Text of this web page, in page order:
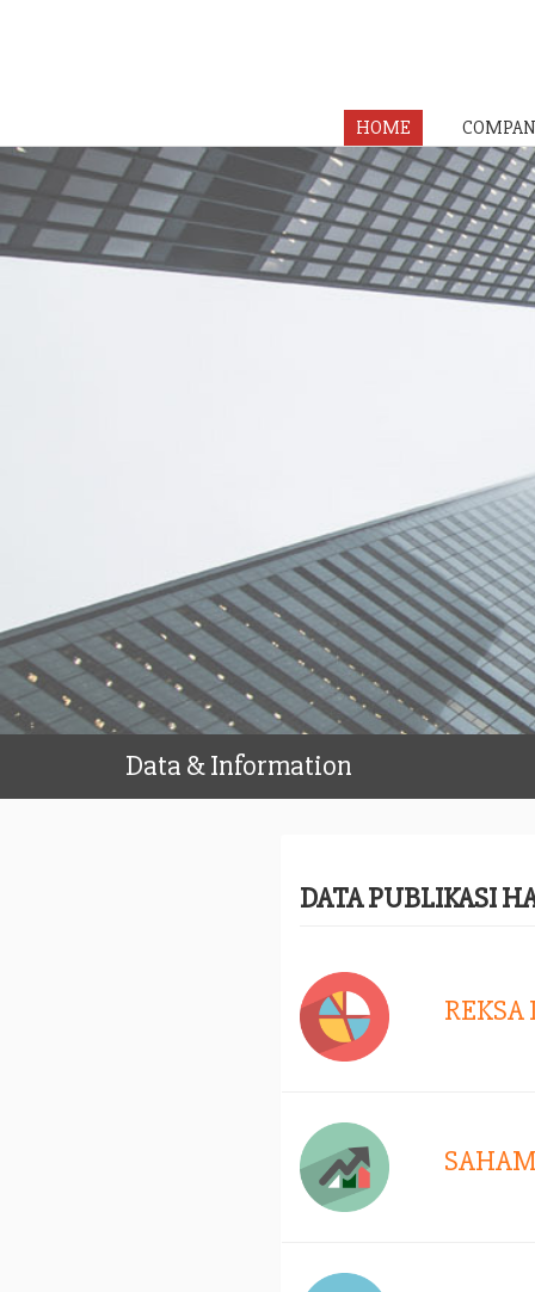
HOME
Data & Information
DATA PUBLIKASI
REKSA